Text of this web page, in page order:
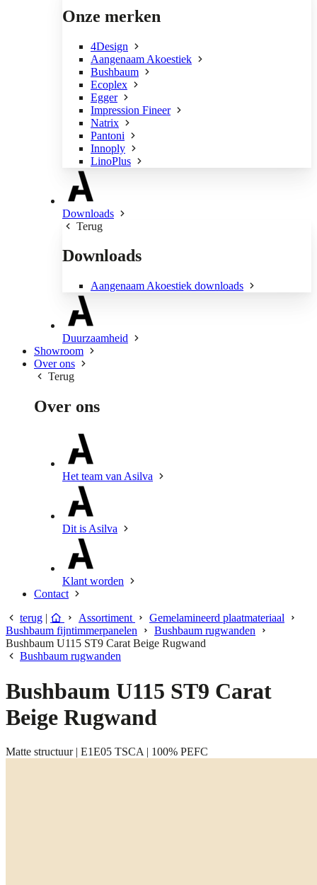
Onze merken
4Design
Aangenaam Akoestiek
Bushbaum
Ecoplex
Egger
Impression Fineer
Natrix
Pantoni
Innoply
LinoPlus
Downloads
Terug
Downloads
Aangenaam Akoestiek downloads
Duurzaamheid
Showroom
Over ons
Terug
Over ons
Het team van Asilva
Dit is Asilva
Klant worden
Contact
terug | Assortiment
Gemelamineerd plaatmateriaal
Bushbaum fijntimmerpanelen
Bushbaum rugwanden
Bushbaum U115 ST9 Carat Beige Rugwand
Bushbaum rugwanden
Bushbaum U115 ST9 Carat
Beige Rugwand
Matte structuur | E1E05 TSCA | 100% PEFC